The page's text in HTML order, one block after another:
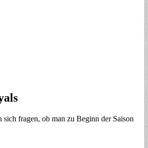
fragen, ob man zu Beginn der Saison